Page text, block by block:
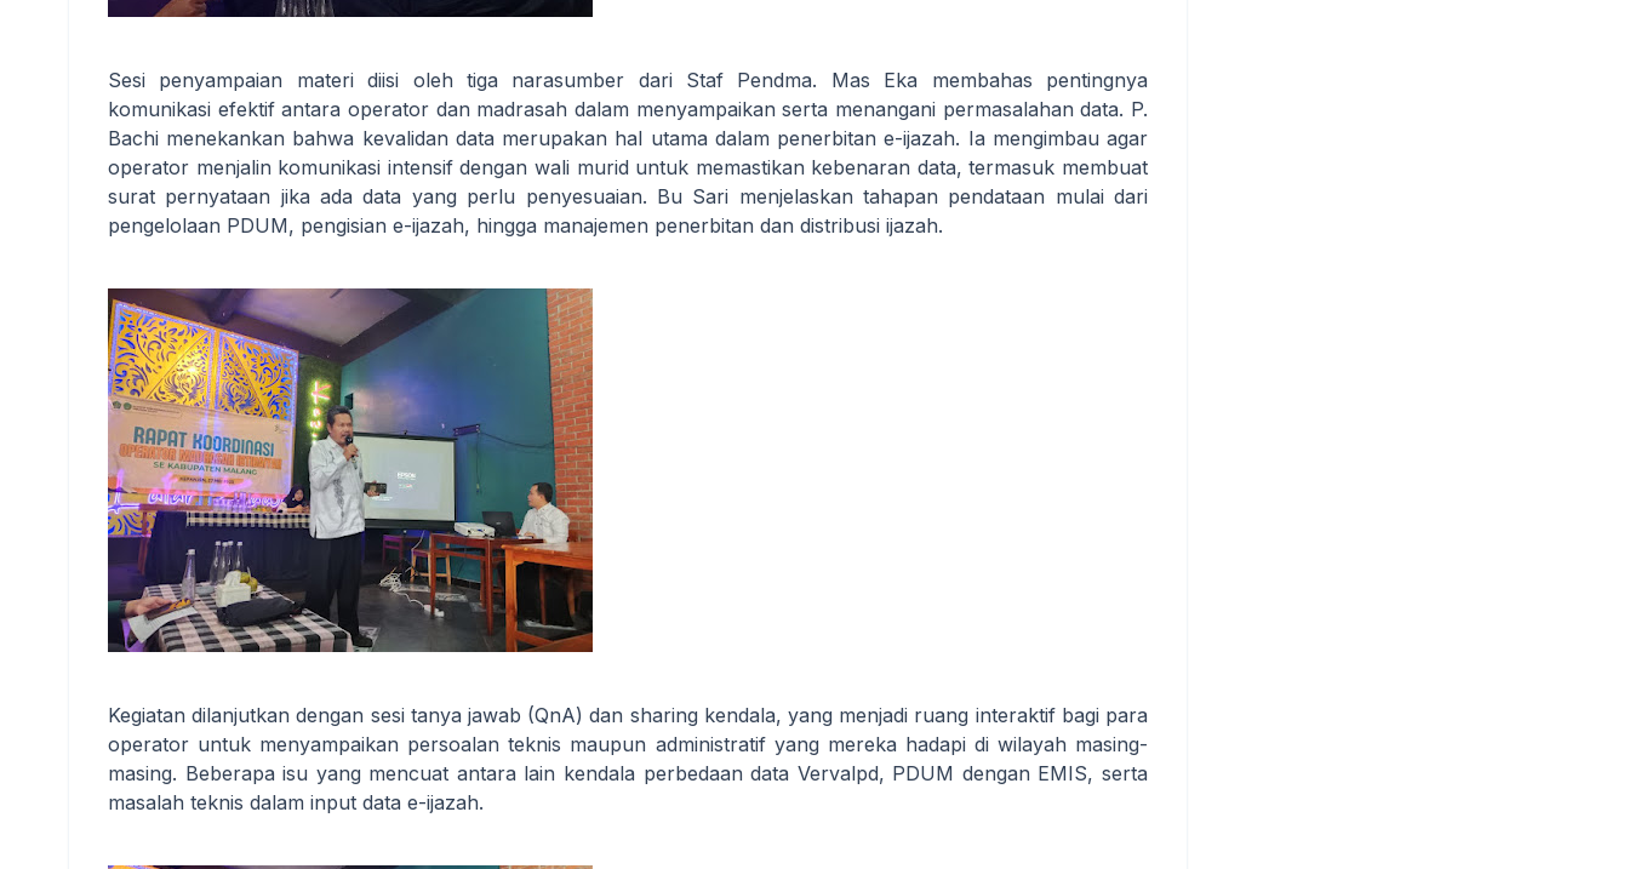
Sesi penyampaian materi diisi oleh tiga narasumber dari Staf Pendma. Mas Eka membahas pentingnya
komunikasi efektif antara operator dan madrasah dalam menyampaikan serta menangani permasalahan data. P.
Bachi menekankan bahwa kevalidan data merupakan hal utama dalam penerbitan e-ijazah. Ia mengimbau agar
operator menjalin komunikasi intensif dengan wali murid untuk memastikan kebenaran data, termasuk membuat
surat pernyataan jika ada data yang perlu penyesuaian. Bu Sari menjelaskan tahapan pendataan mulai dari
pengelolaan PDUM, pengisian e-ijazah, hingga manajemen penerbitan dan distribusi ijazah.
Kegiatan dilanjutkan dengan sesi tanya jawab (QnA) dan sharing kendala, yang menjadi ruang interaktif bagi para
operator untuk menyampaikan persoalan teknis maupun administratif yang mereka hadapi di wilayah masing-
masing. Beberapa isu yang mencuat antara lain kendala perbedaan data Vervalpd, PDUM dengan EMIS, serta
masalah teknis dalam input data e-ijazah.